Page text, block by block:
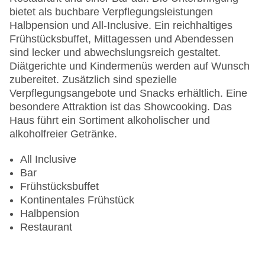
bietet als buchbare Verpflegungsleistungen
Halbpension und All-Inclusive. Ein reichhaltiges
Frühstücksbuffet, Mittagessen und Abendessen
sind lecker und abwechslungsreich gestaltet.
Diätgerichte und Kindermenüs werden auf Wunsch
zubereitet. Zusätzlich sind spezielle
Verpflegungsangebote und Snacks erhältlich. Eine
besondere Attraktion ist das Showcooking. Das
Haus führt ein Sortiment alkoholischer und
alkoholfreier Getränke.
All Inclusive
Bar
Frühstücksbuffet
Kontinentales Frühstück
Halbpension
Restaurant